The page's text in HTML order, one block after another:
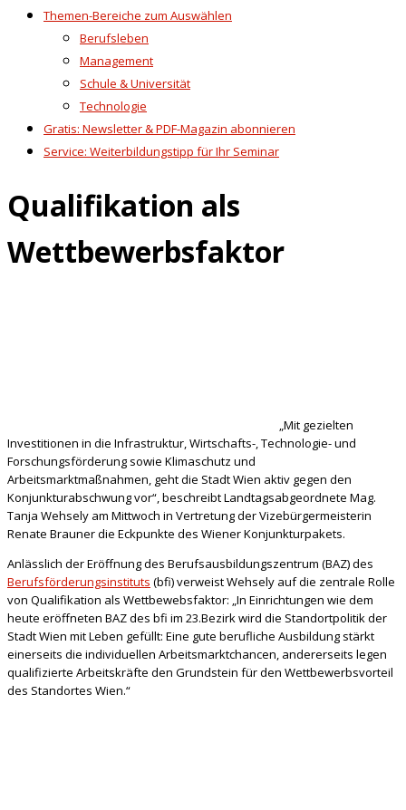
Themen-Bereiche zum Auswählen
Berufsleben
Management
Schule & Universität
Technologie
Gratis: Newsletter & PDF-Magazin abonnieren
Service: Weiterbildungstipp für Ihr Seminar
Qualifikation als
Wettbewerbsfaktor
„Mit gezielten
Investitionen in die Infrastruktur, Wirtschafts-, Technologie- und
Forschungsförderung sowie Klimaschutz und
Arbeitsmarktmaßnahmen, geht die Stadt Wien aktiv gegen den
Konjunkturabschwung vor“, beschreibt Landtagsabgeordnete Mag.
Tanja Wehsely am Mittwoch in Vertretung der Vizebürgermeisterin
Renate Brauner die Eckpunkte des Wiener Konjunkturpakets.
Anlässlich der Eröffnung des Berufsausbildungszentrum (BAZ) des
Berufsförderungsinstituts (bfi) verweist Wehsely auf die zentrale Rolle
von Qualifikation als Wettbewebsfaktor: „In Einrichtungen wie dem
heute eröffneten BAZ des bfi im 23.Bezirk wird die Standortpolitik der
Stadt Wien mit Leben gefüllt: Eine gute berufliche Ausbildung stärkt
einerseits die individuellen Arbeitsmarktchancen, andererseits legen
qualifizierte Arbeitskräfte den Grundstein für den Wettbewerbsvorteil
des Standortes Wien.“